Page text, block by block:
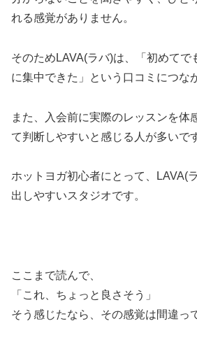
れる感覚がありません。
そのためLAVA(ラバ)は、「初めてで
に集中できた」という口コミにつな
また、入会前に実際のレッスンを体
て判断しやすいと感じる人が多いで
ホットヨガ初心者にとって、LAVA(
出しやすいスタジオです。
ここまで読んで、
「これ、ちょっと良さそう」
そう感じたなら、その感覚は間違っ